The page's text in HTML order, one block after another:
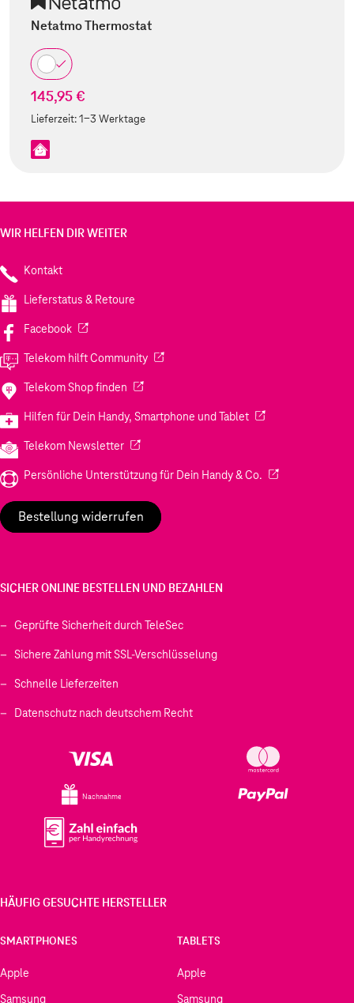
Netatmo Thermostat
145,95 €
Lieferzeit:1-3 Werktage
WIR HELFEN DIR WEITER
Kontakt
Lieferstatus & Retoure
Facebook(Wird in einem neuen Tab geöffnet)
Telekom hilft Community(Wird in einem neuen Tab geöffnet)
Telekom Shop finden (Wird in einem neuen Tab geöffnet)
Hilfen für Dein Handy, Smartphone und Tablet(Wird in einem
Telekom Newsletter(Wird in einem neuen Tab geöffnet)
Persönliche Unterstützung für Dein Handy & Co. (Wird in einem
Bestellung widerrufen
SICHER ONLINE BESTELLEN UND BEZAHLEN
Geprüfte Sicherheit durch TeleSec
Sichere Zahlung mit SSL-Verschlüsselung
Schnelle Lieferzeiten
Datenschutz nach deutschem Recht
Nachnahme
HÄUFIG GESUCHTE HERSTELLER
SMARTPHONES
Apple
Samsung
TABLETS
Apple
Samsung